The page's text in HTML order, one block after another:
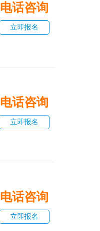
电话咨询
立即报名
电话咨询
立即报名
电话咨询
立即报名